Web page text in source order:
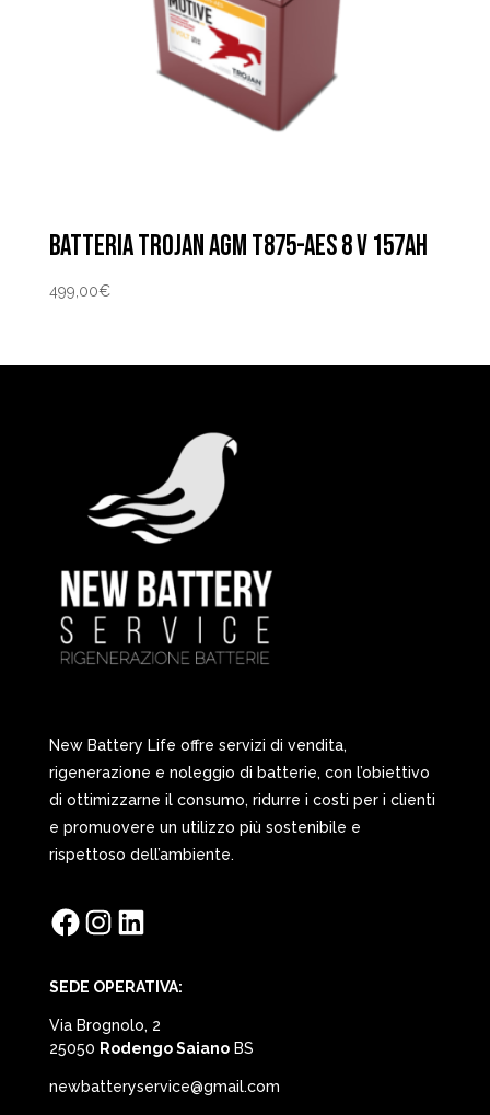
BATTERIA TROJAN AGM T875-AES 8 V 157AH
499,00€
New Battery Life offre servizi di vendita,
rigenerazione e noleggio di batterie, con l’obiettivo
di ottimizzarne il consumo, ridurre i costi per i clienti
e promuovere un utilizzo più sostenibile e
rispettoso dell’ambiente.
FacebookInstagramLinkedIn
SEDE OPERATIVA:
Via Brognolo, 2
25050 Rodengo SaianoBS
newbatteryservice@gmail.com